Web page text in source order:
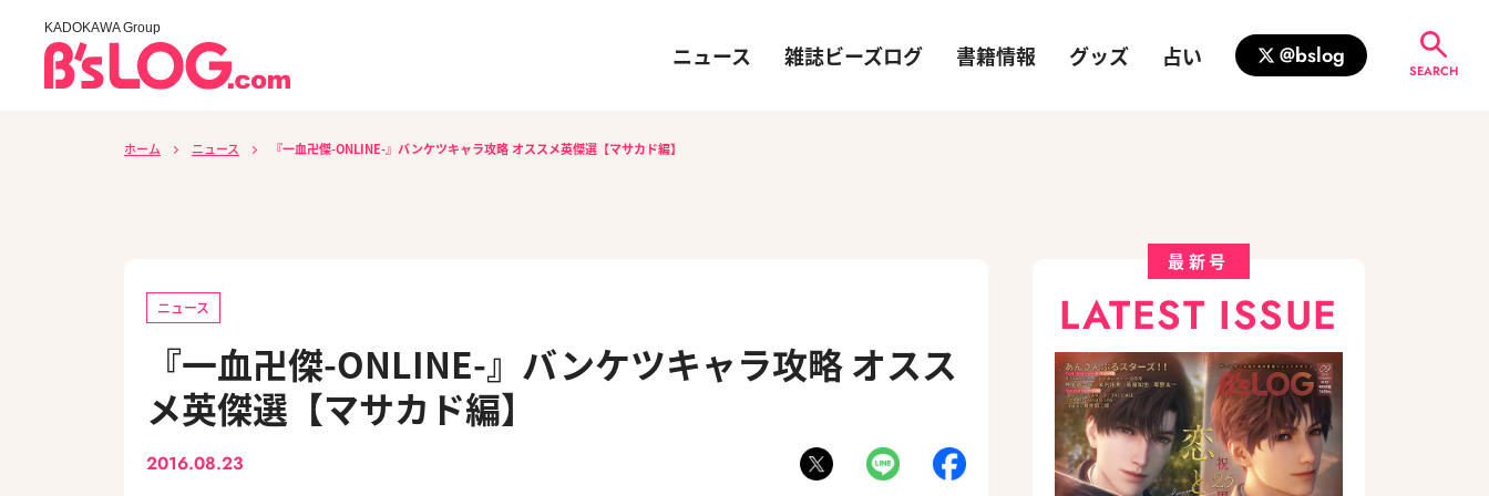
KADOKAWA Group
ニュース 雑誌ビーズログ 書籍情報 グッズ 占い @bslog
SEARCH
ホーム ニュース 『一血卍傑-ONLINE-』バンケツキャラ攻略 オススメ英傑選【マサカド編】
ニュース
『一血卍傑-ONLINE-』バンケツキャラ攻略 オスス
メ英傑選【マサカド編】
2016.08.23
最新号
LATEST ISSUE